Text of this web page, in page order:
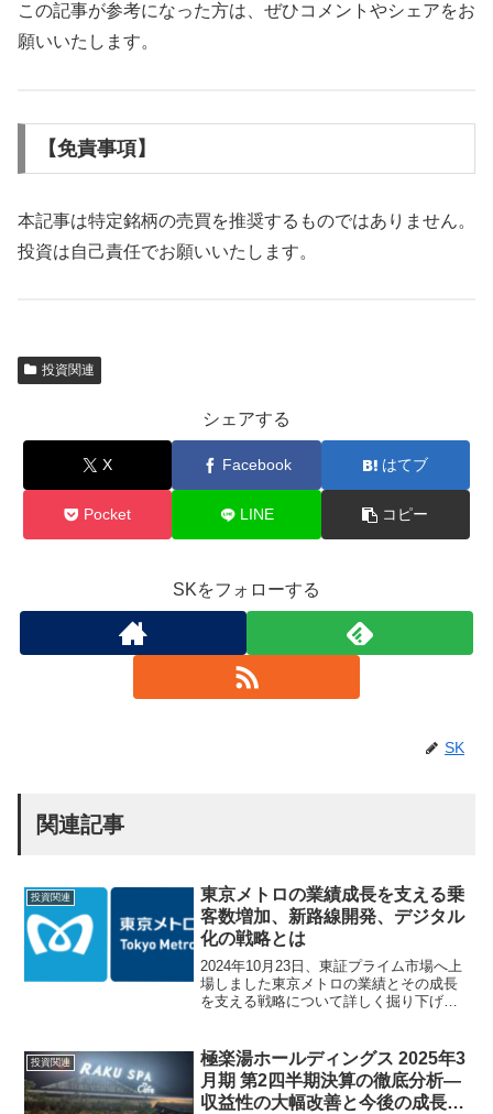
この記事が参考になった方は、ぜひコメントやシェアをお
願いいたします。
【免責事項】
本記事は特定銘柄の売買を推奨するものではありません。
投資は自己責任でお願いいたします。
投資関連
シェアする
X Facebook はてブ
Pocket LINE コピー
SKをフォローする
SK
関連記事
投資関連
東京メトロの業績成長を支える乗
客数増加、新路線開発、デジタル
化の戦略とは
2024年10月23日、東証プライム市場へ上
場しました東京メトロの業績とその成長
を支える戦略について詳しく掘り下げて
外国人観光客の急増により、東京メトロ
の乗客数は着実に増...
投資関連
極楽湯ホールディングス 2025年3
月期 第2四半期決算の徹底分析—
収益性の大幅改善と今後の成長戦